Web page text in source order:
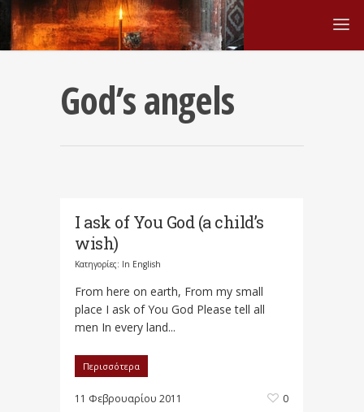
God’s angels
I ask of You God (a child’s
wish)
Κατηγορίες: In English
From here on earth, From my small
place I ask of You God Please tell all
men In every land...
Περισσότερα
11 Φεβρουαρίου 2011 0